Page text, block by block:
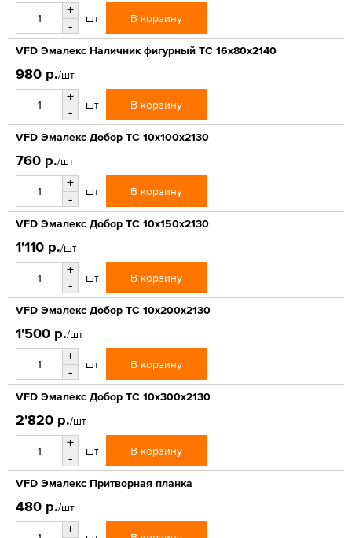
+
-
шт В корзину
VFD Эмалекс Наличник фигурный ТС 16x80x2140
980 р./шт
+
-
шт В корзину
VFD Эмалекс Добор ТС 10x100x2130
760 р./шт
+
-
шт В корзину
VFD Эмалекс Добор ТС 10x150x2130
1'110 р./шт
+
-
шт В корзину
VFD Эмалекс Добор ТС 10x200x2130
1'500 р./шт
+
-
шт В корзину
VFD Эмалекс Добор ТС 10x300x2130
2'820 р./шт
+
-
шт В корзину
VFD Эмалекс Притворная планка
480 р./шт
+